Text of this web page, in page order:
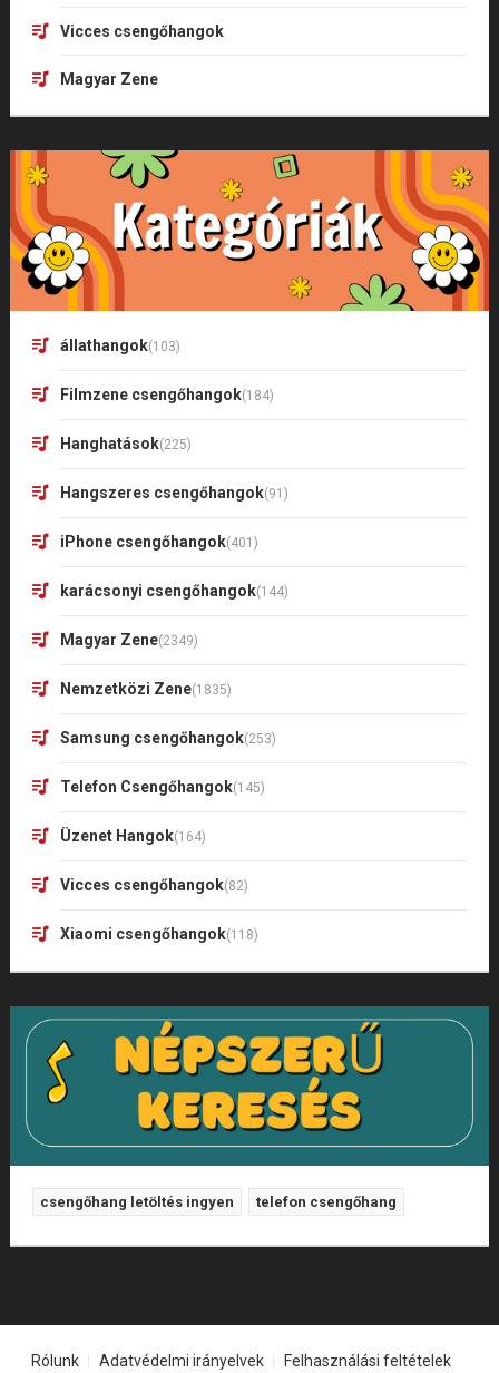
Vicces csengőhangok
Magyar Zene
állathangok(103)
Filmzene csengőhangok(184)
Hanghatások(225)
Hangszeres csengőhangok(91)
iPhone csengőhangok(401)
karácsonyi csengőhangok(144)
Magyar Zene(2349)
Nemzetközi Zene(1835)
Samsung csengőhangok(253)
Telefon Csengőhangok(145)
Üzenet Hangok(164)
Vicces csengőhangok(82)
Xiaomi csengőhangok(118)
csengőhang letöltés ingyen telefon csengőhang
Rólunk Adatvédelmi irányelvek Felhasználási feltételek